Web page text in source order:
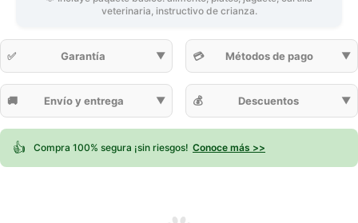
veterinaria, instructivo de crianza.
✅ Garantía ▼
🚚 Envío y entrega ▼
💳 Métodos de pago ▼
💰 Descuentos ▼
👍 Compra 100% segura ¡sin riesgos! Conoce más >>